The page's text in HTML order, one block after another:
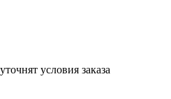
условия заказа